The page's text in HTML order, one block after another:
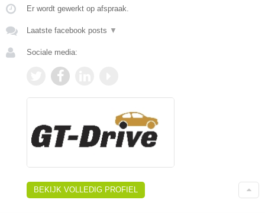
Er wordt gewerkt op afspraak.
Laatste facebook posts ▼
Sociale media:
BEKIJK VOLLEDIG PROFIEL